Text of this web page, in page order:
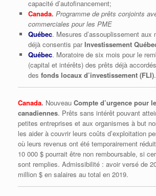
capacité d’autofinancement;
Canada. Programme de prêts conjoints
commerciales pour les PME
Québec. Mesures d’assouplissement aux
déjà consentis parInvestissement
Québec. Moratoire de six mois pour le
(capital et intérêts) des prêts déjà
des fonds locaux d’investissement (FLI).
Canada. Nouveau Compte d’urgence pour
canadiennes. Prêts sans intérêt pouvant
petites entreprises et aux organismes à but
les aider à couvrir leurs coûts d’exploitation
où leurs revenus ont été temporairement
10 000 $ pourrait être non remboursable, si
sont remplies. Admissibilité : avoir versé de
million $ en salaires au total en 2019.